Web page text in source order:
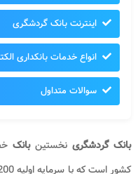
اینترنت بانک گردشگری
انواع خدمات بانکداری
سوالات متداول
بانک گردشگری نخستینبانک
کشور است که با سرمایه اولیه 200 میلیارد تومان مجوز فعالیت خود را از سوی